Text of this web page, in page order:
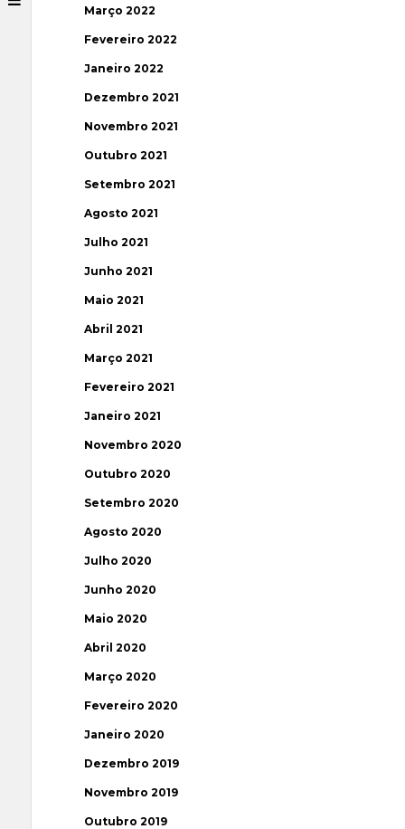
Março 2022
Fevereiro 2022
Janeiro 2022
Dezembro 2021
Novembro 2021
Outubro 2021
Setembro 2021
Agosto 2021
Julho 2021
Junho 2021
Maio 2021
Abril 2021
Março 2021
Fevereiro 2021
Janeiro 2021
Novembro 2020
Outubro 2020
Setembro 2020
Agosto 2020
Julho 2020
Junho 2020
Maio 2020
Abril 2020
Março 2020
Fevereiro 2020
Janeiro 2020
Dezembro 2019
Novembro 2019
Outubro 2019